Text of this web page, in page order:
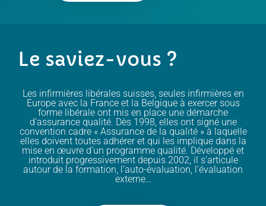
Le saviez-vous ?
Les infirmières libérales suisses, seules infirmières en
Europe avec la France et la Belgique à exercer sous
forme libérale ont mis en place une démarche
d’assurance qualité. Dès 1998, elles ont signé une
convention cadre « Assurance de la qualité » à laquelle
elles doivent toutes adhérer et qui les implique dans la
mise en œuvre d’un programme qualité. Développé et
introduit progressivement depuis 2002, il s’articule
autour de la formation, l’auto-évaluation, l’évaluation
externe…